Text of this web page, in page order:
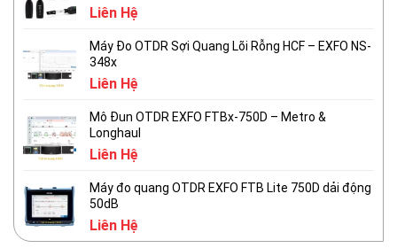
Liên Hệ
Máy Đo OTDR Sợi Quang Lõi Rỗng HCF – EXFO NS-
348x
Liên Hệ
Mô Đun OTDR EXFO FTBx-750D – Metro &
Longhaul
Liên Hệ
Máy đo quang OTDR EXFO FTB Lite 750D dải động
50dB
Liên Hệ